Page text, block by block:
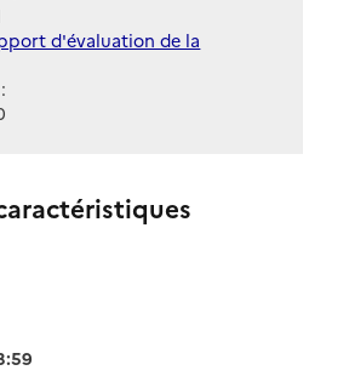
d'évaluation de la